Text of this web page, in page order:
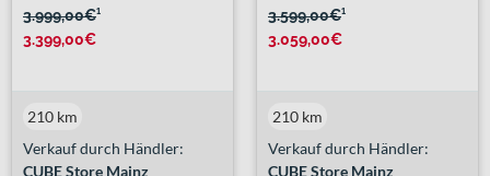
3.999,00€¹
3.399,00€
Verkauf durch Händler:
CUBE Store Mainz
210 km
3.599,00€¹
3.059,00€
Verkauf durch Händler:
CUBE Store Mainz
210 km